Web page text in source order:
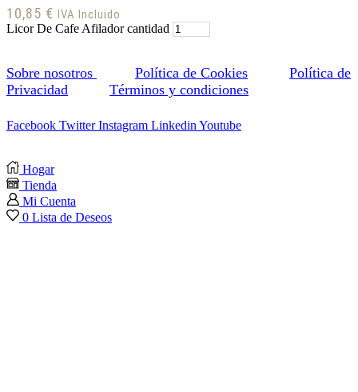
10,85 € IVA Incluido
Licor De Cafe Afilador cantidad
Sobre nosotros Política de Cookies
Política de
Privacidad
Términos y condiciones
Facebook Twitter Instagram LinkedinYoutube
Hogar
Tienda
Mi Cuenta
0 Lista de Deseos